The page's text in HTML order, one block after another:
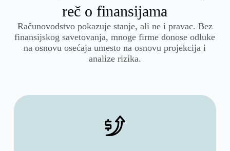
reč o finansijama
Računovodstvo pokazuje stanje, ali ne i pravac. Bez
finansijskog savetovanja, mnoge firme donose odluke
na osnovu osećaja umesto na osnovu projekcija i
analize rizika.